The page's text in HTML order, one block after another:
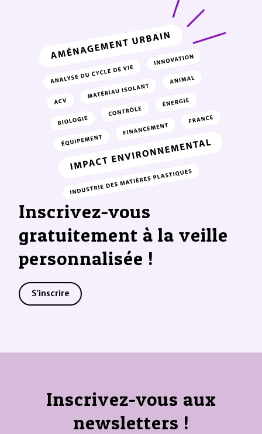
Inscrivez-vous
gratuitement à la veille
personnalisée !
S'inscrire
Inscrivez-vous aux
newsletters !